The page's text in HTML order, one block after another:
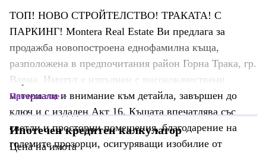
ТОП! НОВО СТРОЙТЕЛСТВО! ТРАКАТА! С
ПАРКИНГ! Montera Real Estate Ви предлага за
продажба новопостроена еднофамилна къща,
разположена в предпочитания район Горна Трака, гр.
Варна. Имотът е изпълнен с висококачествени
материали и внимание към детайла, завършен до
ключ и с издаден Акт 16. Къщата впечатлява със
светли и просторни помещения, благодарение на
големите прозорци, осигуряващи изобилие от
Прочети още
Ипотечен кредитен калкулатор
Цена на имота